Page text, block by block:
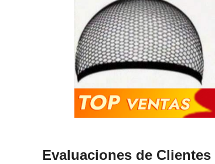
Evaluaciones de Clientes